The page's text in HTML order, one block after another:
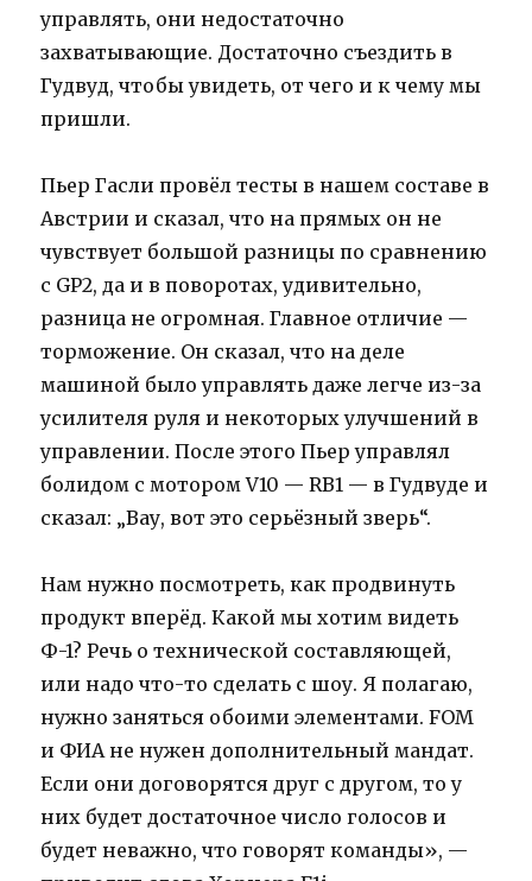
управлять, они недостаточно
захватывающие. Достаточно съездить в
Гудвуд, чтобы увидеть, от чего и к чему мы
пришли.
Пьер Гасли провёл тесты в нашем составе в
Австрии и сказал, что на прямых он не
чувствует большой разницы по сравнению
с GP2, да и в поворотах, удивительно,
разница не огромная. Главное отличие —
торможение. Он сказал, что на деле
машиной было управлять даже легче из-за
усилителя руля и некоторых улучшений в
управлении. После этого Пьер управлял
болидом с мотором V10 — RB1 — в Гудвуде и
сказал: „Вау, вот это серьёзный зверь“.
Нам нужно посмотреть, как продвинуть
продукт вперёд. Какой мы хотим видеть
Ф-1? Речь о технической составляющей,
или надо что-то сделать с шоу. Я полагаю,
нужно заняться обоими элементами. FOM
и ФИА не нужен дополнительный мандат.
Если они договорятся друг с другом, то у
них будет достаточное число голосов и
будет неважно, что говорят команды», —